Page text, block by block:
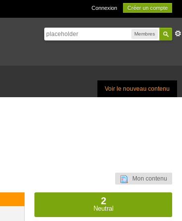
Connexion Créer un compte
Membres
Voir le nouveau contenu
Mon contenu
2
Neutral